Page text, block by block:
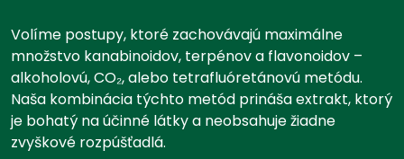
Volíme postupy, ktoré zachovávajú maximálne
množstvo kanabinoidov, terpénov a flavonoidov –
alkoholovú, CO₂,alebo tetrafluóretánovú metódu.
Naša kombinácia týchto metód prináša extrakt, ktorý
je bohatý na účinné látky a neobsahuje žiadne
zvyškové rozpúšťadlá.